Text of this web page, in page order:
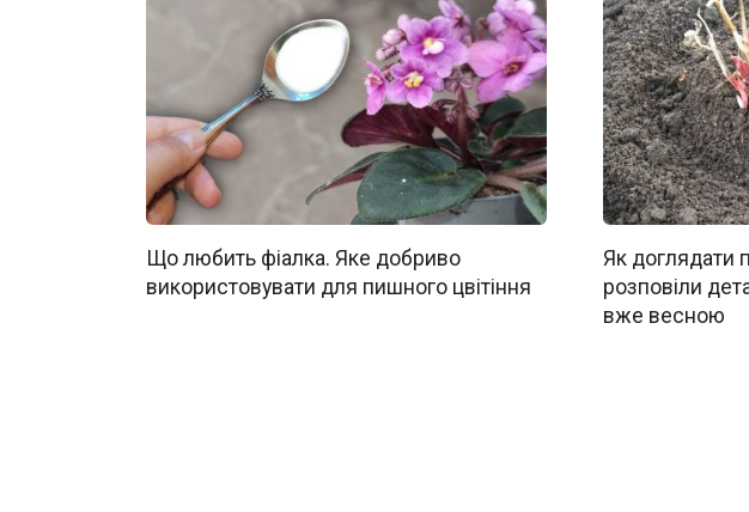
Що любить фіалка. Яке добриво
використовувати для пишного цвітіння
Як доглядати
розповіли
вже весною